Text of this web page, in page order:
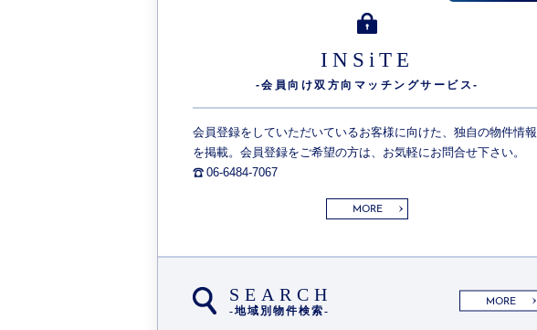
INSiTE
-会員向け双方向 マッチングサービス-
会員登録をしていただいているお客様に向けた、独自の物件情報
を掲載。会員登録をご希望の方は、お気軽にお問合せ下さい。
06-6484-7067
MORE
SEARCH
-地域別物件検索-
MORE